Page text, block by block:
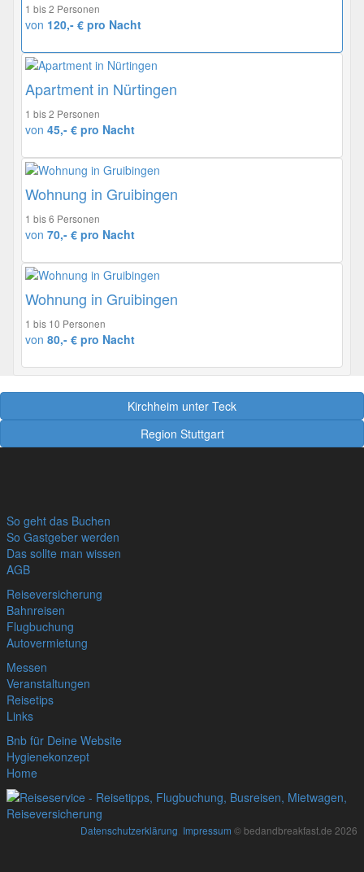
1 bis 2 Personen
von 120,- € pro Nacht
Apartment in Nürtingen
1 bis 2 Personen
von 45,- € pro Nacht
Wohnung in Gruibingen
1 bis 6 Personen
von 70,- € pro Nacht
Wohnung in Gruibingen
1 bis 10 Personen
von 80,- € pro Nacht
Kirchheim unter Teck
Region Stuttgart
So geht das Buchen
So Gastgeber werden
Das sollte man wissen
AGB
Reiseversicherung
Bahnreisen
Flugbuchung
Autovermietung
Messen
Veranstaltungen
Reisetips
Links
Bnb für Deine Website
Hygienekonzept
Home
Datenschutzerklärung Impressum © bedandbreakfast.de 2026